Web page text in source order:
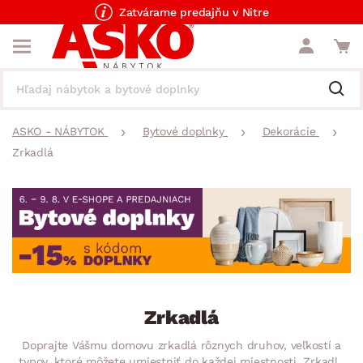
Zatvárame predajňu v Nitre
ASKO - NÁBYTOK Bytové doplnky
Dekorácie
Zrkadlá
Zrkadlá
Doprajte Vášmu domovu zrkadlá rôznych druhov, veľkostí a